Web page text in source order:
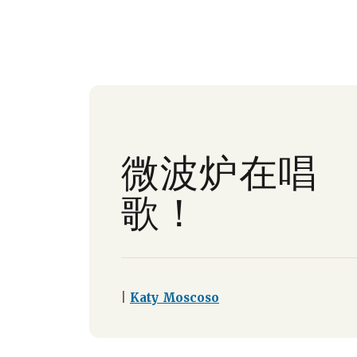
微波炉在唱
歌！
Katy Moscoso